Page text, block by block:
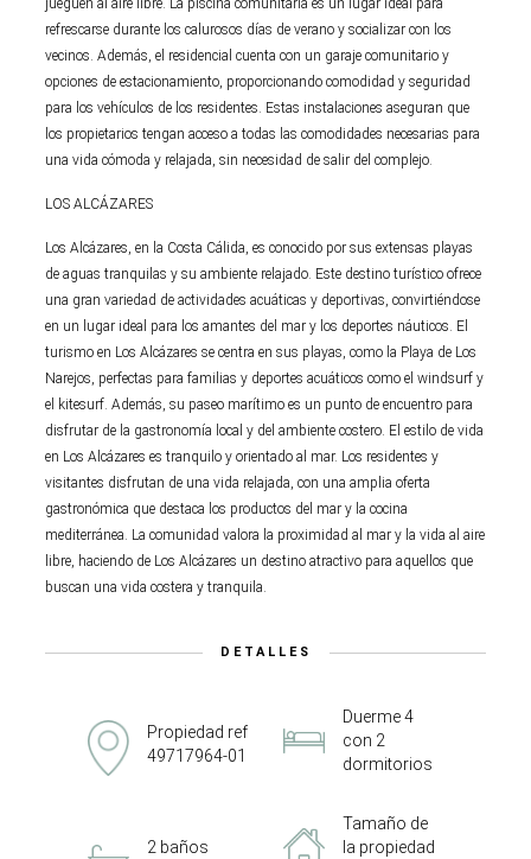
jueguen al aire libre. La piscina comunitaria es un lugar ideal para
refrescarse durante los calurosos días de verano y socializar con los
vecinos. Además, el residencial cuenta con un garaje comunitario y
opciones de estacionamiento, proporcionando comodidad y seguridad
para los vehículos de los residentes. Estas instalaciones aseguran que
los propietarios tengan acceso a todas las comodidades necesarias para
una vida cómoda y relajada, sin necesidad de salir del complejo.
LOS ALCÁZARES
Los Alcázares, en la Costa Cálida, es conocido por sus extensas playas
de aguas tranquilas y su ambiente relajado. Este destino turístico ofrece
una gran variedad de actividades acuáticas y deportivas, convirtiéndose
en un lugar ideal para los amantes del mar y los deportes náuticos. El
turismo en Los Alcázares se centra en sus playas, como la Playa de Los
Narejos, perfectas para familias y deportes acuáticos como el windsurf y
el kitesurf. Además, su paseo marítimo es un punto de encuentro para
disfrutar de la gastronomía local y del ambiente costero. El estilo de vida
en Los Alcázares es tranquilo y orientado al mar. Los residentes y
visitantes disfrutan de una vida relajada, con una amplia oferta
gastronómica que destaca los productos del mar y la cocina
mediterránea. La comunidad valora la proximidad al mar y la vida al aire
libre, haciendo de Los Alcázares un destino atractivo para aquellos que
buscan una vida costera y tranquila.
DETALLES
Propiedad ref
49717964-01
Duerme 4
con 2
dormitorios
2 baños
Tamaño de
la propiedad